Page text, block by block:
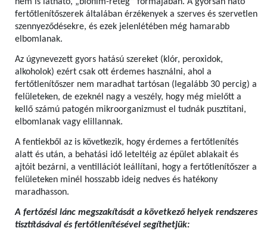
nem is látható, „biofilm-réteg” formájában. A gyorsan ható
fertőtlenítőszerek általában érzékenyek a szerves és szervetlen
szennyeződésekre, és ezek jelenlétében még hamarabb
elbomlanak.
Az úgynevezett gyors hatású szereket (klór, peroxidok,
alkoholok) ezért csak ott érdemes használni, ahol a
fertőtlenítőszer nem maradhat tartósan (legalább 30 percig) a
felületeken, de ezeknél nagy a veszély, hogy még mielőtt a
kellő számú patogén mikroorganizmust el tudnák pusztítani,
elbomlanak vagy elillannak.
A fentiekből az is következik, hogy érdemes a fertőtlenítés
alatt és után, a behatási idő leteltéig az épület ablakait és
ajtóit bezárni, a ventillációt leállítani, hogy a fertőtlenítőszer a
felületeken minél hosszabb ideig nedves és hatékony
maradhasson.
A fertőzési lánc megszakítását a következő helyek rendszeres
tisztításával és fertőtlenítésével segíthetjük: